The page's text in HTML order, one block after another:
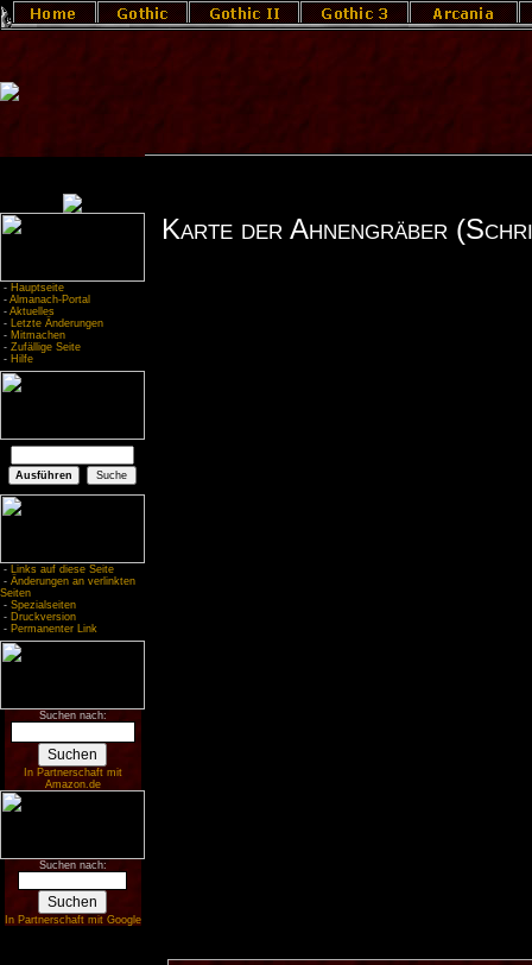
- Hauptseite
- Almanach-Portal
- Aktuelles
- Letzte Änderungen
- Mitmachen
- Zufällige Seite
- Hilfe
- Links auf diese Seite
- Änderungen an verlinkten
Seiten
- Spezialseiten
- Druckversion
- Permanenter Link
Suchen nach:
In Partnerschaft mit
Amazon.de
Suchen nach:
In Partnerschaft mit Google
Karte der Ahnengräber